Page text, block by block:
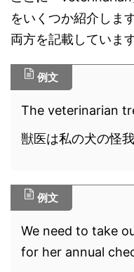
をいくつか紹介しま
両方を記載しています
例文
The veterinarian
獣医は私の犬の怪
例文
We need to take
for her annual